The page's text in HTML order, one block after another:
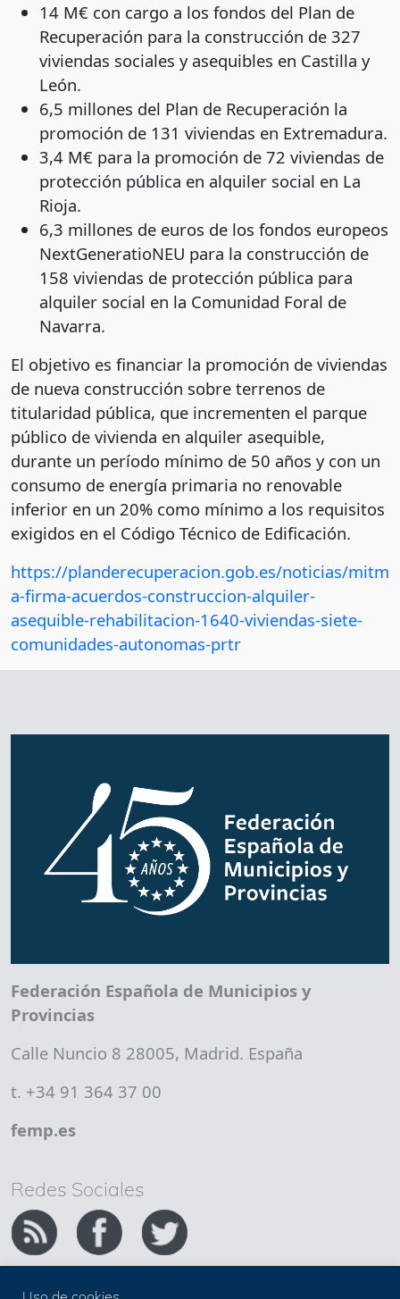
14 M€ con cargo a los fondos del Plan de
Recuperación para la construcción de 327
viviendas sociales y asequibles en Castilla y
León.
6,5 millones del Plan de Recuperación la
promoción de 131 viviendas en Extremadura.
3,4 M€ para la promoción de 72 viviendas de
protección pública en alquiler social en La
Rioja.
6,3 millones de euros de los fondos europeos
NextGeneratioNEU para la construcción de
158 viviendas de protección pública para
alquiler social en la Comunidad Foral de
Navarra.
El objetivo es financiar la promoción de viviendas
de nueva construcción sobre terrenos de
titularidad pública, que incrementen el parque
público de vivienda en alquiler asequible,
durante un período mínimo de 50 años y con un
consumo de energía primaria no renovable
inferior en un 20% como mínimo a los requisitos
exigidos en el Código Técnico de Edificación.
https://planderecuperacion.gob.es/noticias/mitm
a-firma-acuerdos-construccion-alquiler-
asequible-rehabilitacion-1640-viviendas-siete-
comunidades-autonomas-prtr
Federación Española de Municipios y
Provincias
Calle Nuncio 8 28005, Madrid. España
t. +34 91 364 37 00
femp.es
Redes Sociales